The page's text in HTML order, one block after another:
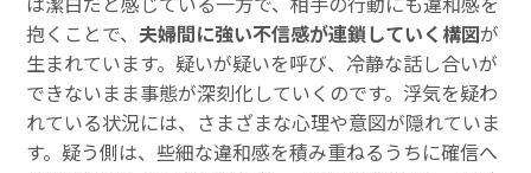
抱くことで、 夫婦間に強い不信感が連鎖していく構図が
生まれています。疑いが疑いを呼び、冷静な話し合いが
できないまま事態が深刻化していくのです。浮気を疑わ
れている状況には、さまざまな心理や意図が隠れていま
す。疑う側は、些細な違和感を積み重ねるうちに確信へ